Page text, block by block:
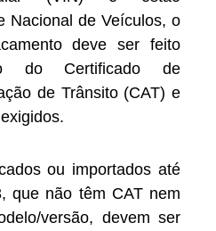
Nacional de Veículos, o
deve ser feito
do Certificado de
de Trânsito (CAT) e
ou importados até
que não têm CAT nem
versão, devem ser